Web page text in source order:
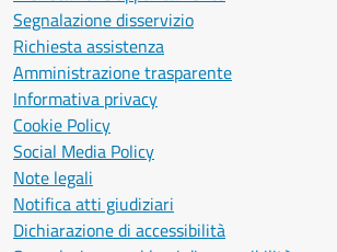
Segnalazione disservizio
Richiesta assistenza
Amministrazione trasparente
Informativa privacy
Cookie Policy
Social Media Policy
Note legali
Notifica atti giudiziari
Dichiarazione di accessibilità